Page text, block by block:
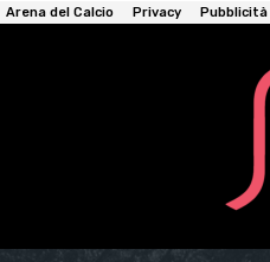
Arena del Calcio Privacy Pubblicità